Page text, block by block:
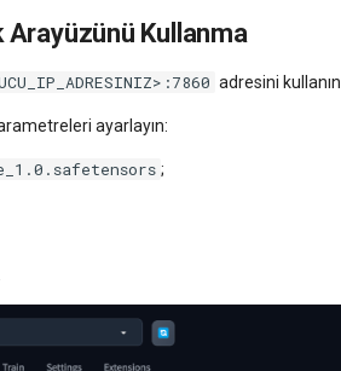
Kullanma
adresini kullanın.
ayarlayın:
;